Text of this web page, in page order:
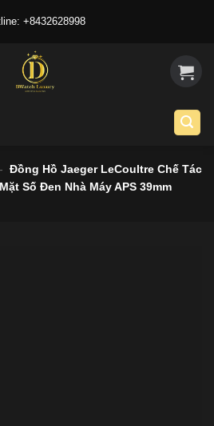
+8432628998
- Đồng Hồ Jaeger LeCoultre Chế Tác
Số Đen Nhà Máy APS 39mm